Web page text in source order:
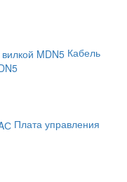
Кабель
Плата управления